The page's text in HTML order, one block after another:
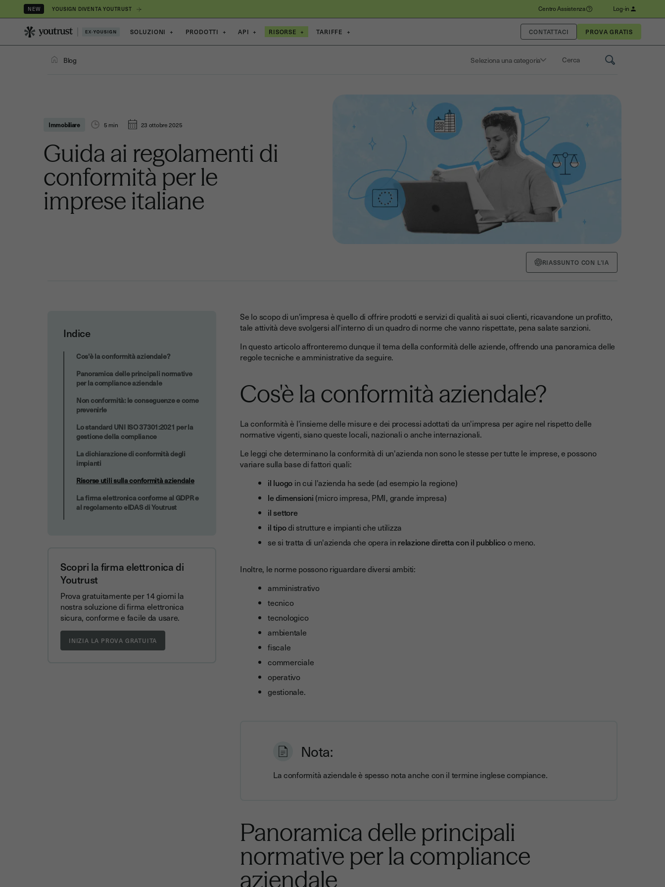
NEW YOUSIGN DIVENTA YOUTRUST Centro Assistenza Log-in
SOLUZIONI + PRODOTTI + API + RISORSE + TARIFFE + CONTATTACI
Blog Seleziona una categoria Saisissez un terme pour
Immobiliare 5 min 23 ottobre 2025
Guida ai regolamenti di
conformità per le
imprese italiane
RIASSUNTO CON L’IA
Indice
Risorse utili sulla conformità aziendale
Cos'è la conformità aziendale?
Panoramica delle principali normative
per la compliance aziendale
Non conformità: le conseguenze e come
prevenirle
Lo standard UNI ISO 37301:2021 per la
gestione della compliance
La dichiarazione di conformità degli
impianti
Risorse utili sulla conformità aziendale
La firma elettronica conforme al GDPR e
al regolamento eIDAS di Youtrust
Scopri la firma elettronica di
Youtrust
Prova gratuitamente per 14 giorni la
nostra soluzione di firma elettronica
sicura, conforme e facile da usare.
Se lo scopo di un'impresa è quello di offrire prodotti e servizi di qualità ai suoi clienti, ricavandone un profitto,
tale attività deve svolgersi all'interno di un quadro di norme che vanno rispettate, pena salate sanzioni.
In questo articolo affronteremo dunque il tema della conformità delle aziende, offrendo una panoramica delle
regole tecniche e amministrative da seguire.
Cos'è la conformità aziendale?
La conformità è l'insieme delle misure e dei processi adottati da un'impresa per agire nel rispetto delle
normative vigenti, siano queste locali, nazionali o anche internazionali.
Le leggi che determinano la conformità di un'azienda non sono le stesse per tutte le imprese, e possono
variare sulla base di fattori quali:
il luogo in cui l'azienda ha sede (ad esempio la regione)
le dimensioni (micro impresa, PMI, grande impresa)
il settore
il tipodi strutture e impianti che utilizza
se si tratta di un'azienda che opera in relazione diretta con il pubblicoo meno.
Inoltre, le norme possono riguardare diversi ambiti:
amministrativo
tecnico
tecnologico
ambientale
fiscale
commerciale
operativo
gestionale.
Nota:
La conformità aziendale è spesso nota anche con il termine inglese compiance.
Panoramica delle principali
normative per la compliance
aziendale